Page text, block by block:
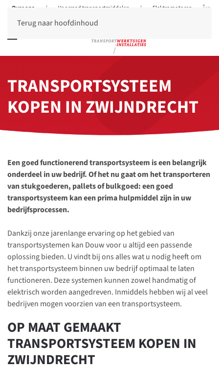
Terug naar hoofdinhoud
Over ons | Voorraad transportmiddelen | Elektromotoren
TRANSPORTSYSTEEM
KOPEN IN ZWIJNDRECHT
Een goed functionerend transportsysteem is een belangrijk
onderdeel in uw bedrijf. Of het nu gaat om het transporteren
van stukgoederen, pallets of bulkgoed: een goed
transportsysteem kan een prima hulpmiddel zijn in uw
bedrijfsprocessen.
Dankzij onze jarenlange ervaring op het gebied van
transportsystemen kan Douw voor u altijd een passende
oplossing bieden. U vindt bij ons alles wat u nodig heeft om
het transportsysteem binnen uw bedrijf optimaal te laten
functioneren. Deze systemen kunnen zowel handmatig of
elektrisch worden aangedreven. Inmiddels hebben wij al veel
bedrijven mogen voorzien van een transportsysteem.
OP MAAT GEMAAKT
TRANSPORTSYSTEEM KOPEN IN
ZWIJNDRECHT